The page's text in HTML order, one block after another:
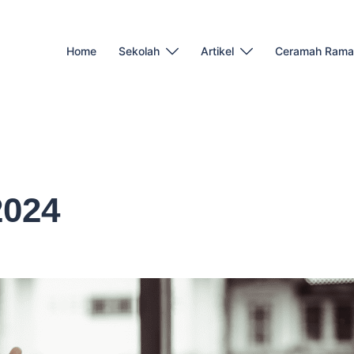
Home Sekolah Artikel Ceramah